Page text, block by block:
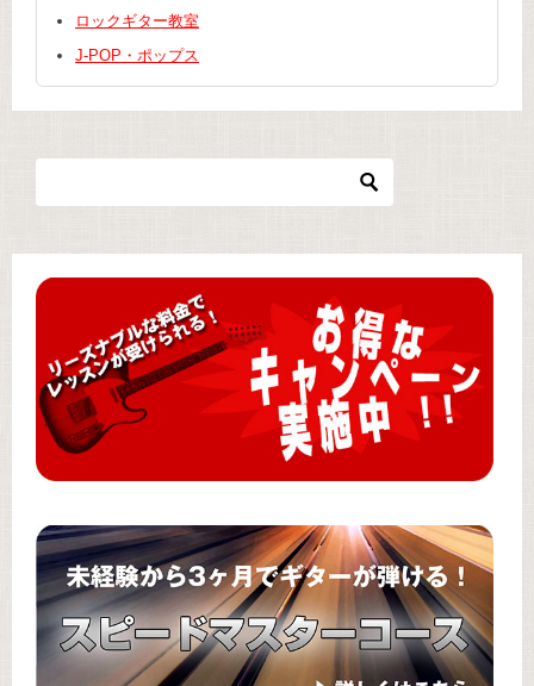
ロックギター教室
J-POP・ポップス